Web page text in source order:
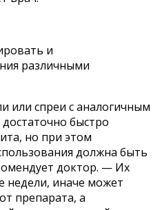
и
различными
или спреи с аналогичным
быстро
но при этом
должна быть
доктор. — Их
недели, иначе может
препарата, а